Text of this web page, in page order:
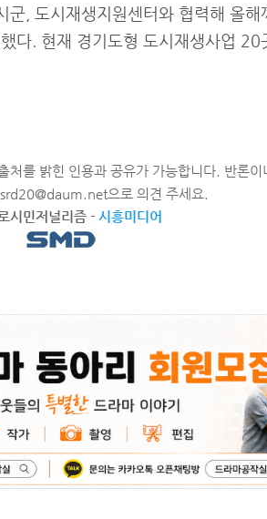
, 도시재생지원센터와 협력해 올해
다. 현재 경기도형 도시재생사업
처를 밝힌 인용과 공유가 가능합니다. 반론
으로 의견 주세요.
시민저널리즘- 시흥미디어